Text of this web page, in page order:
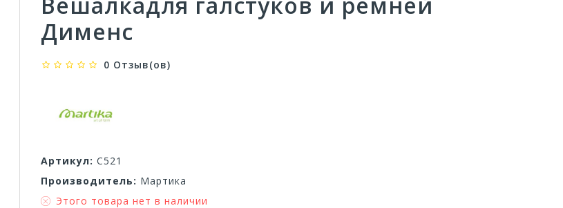
Дименс
0 Отзыв(ов)
Артикул: С521
Производитель: Мартика
Этого товара нет в наличии